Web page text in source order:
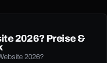
2026? Preise &
2026?